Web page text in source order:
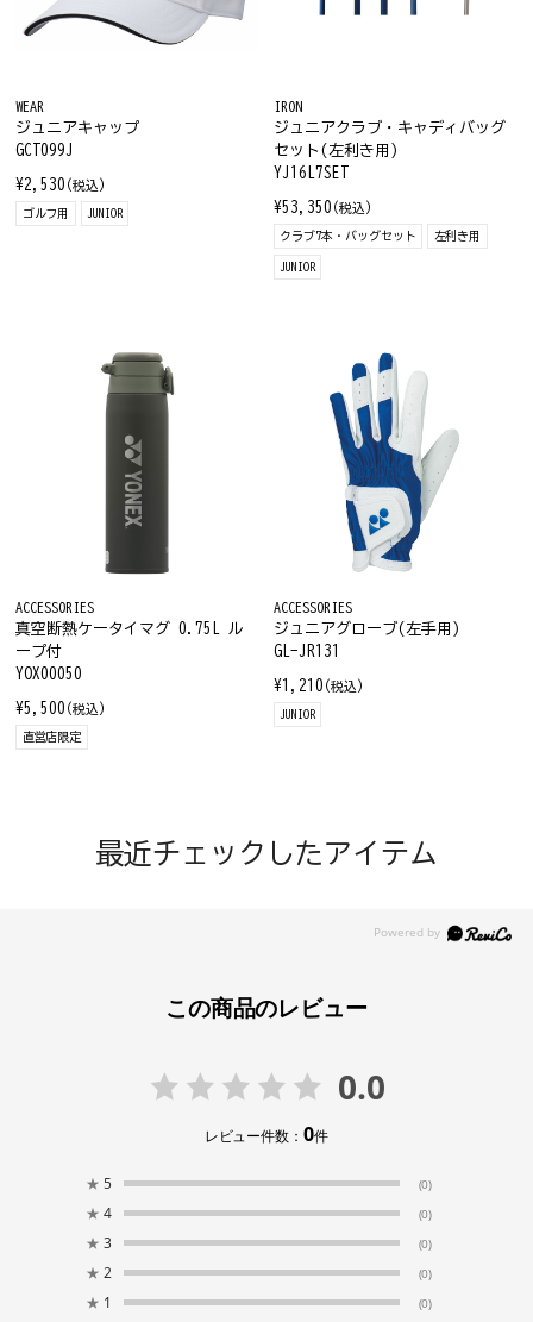
WEAR
ジュニアキャップ
GCT099J
¥2,530 (税込)
ゴルフ用 JUNIOR
IRON
ジュニアクラブ・キャディバッグ
セット(左利き用)
YJ16L7SET
¥53,350 (税込)
クラブ7本・バッグセット 左利き用
JUNIOR
ACCESSORIES
真空断熱ケータイマグ 0.75L ル
ープ付
YOX00050
¥5,500 (税込)
直営店限定
ACCESSORIES
ジュニアグローブ(左手用)
GL-JR131
¥1,210 (税込)
JUNIOR
最近チェックしたアイテム
この商品のレビュー
0.0
レビュー件数：0件
★ 5 (0)
★ 4 (0)
★ 3 (0)
★ 2 (0)
★ 1 (0)